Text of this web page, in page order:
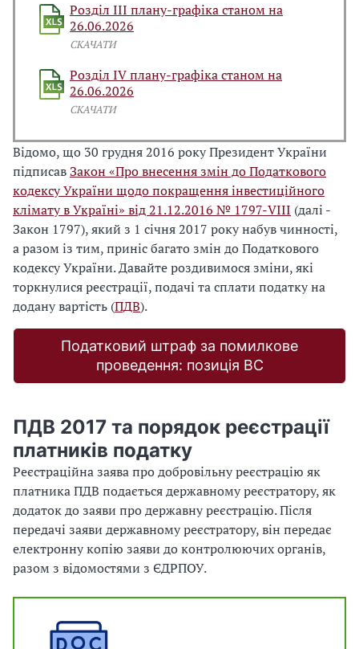
Розділ ІІІ плану-графіка станом на
26.06.2026
СКАЧАТИ
Розділ IV плану-графіка станом на
26.06.2026
СКАЧАТИ
Відомо, що 30 грудня 2016 року Президент України
підписавЗакон «Про внесення змін до Податкового
кодексу України щодо покращення інвестиційного
клімату в Україні» від 21.12.2016 № 1797-VIII (далі -
Закон 1797), який з 1 січня 2017 року набув чинності,
а разом із тим, приніс багато змін до Податкового
кодексу України. Давайте роздивимося зміни, які
торкнулися реєстрації, подачі та сплати податку на
додану вартість (ПДВ).
Податковий штраф за помилкове
проведення: позиція ВС
ПДВ 2017 та порядок реєстрації
платників податку
Реєстраційна заява про добровільну реєстрацію як
платника ПДВ подається державному реєстратору, як
додаток до заяви про державну реєстрацію. Після
передачі заяви державному реєстратору, він передає
електронну копію заяви до контролюючих органів,
разом з відомостями з ЄДРПОУ.